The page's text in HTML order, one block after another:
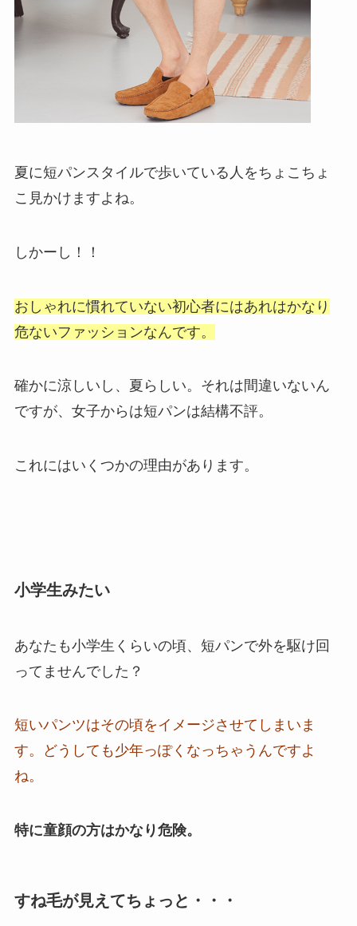
夏に短パンスタイルで歩いている人をちょこちょ
こ見かけますよね。
しかーし！！
おしゃれに慣れていない初心者にはあれはかなり
危ないファッションなんです。
確かに涼しいし、夏らしい。それは間違いないん
ですが、女子からは短パンは結構不評。
これにはいくつかの理由があります。
小学生みたい
あなたも小学生くらいの頃、短パンで外を駆け回
ってませんでした？
短いパンツはその頃をイメージさせてしまいま
す。
どうしても少年っぽくなっちゃうんですよ
ね。
特に童顔の方はかなり危険。
すね毛が見えてちょっと・・・